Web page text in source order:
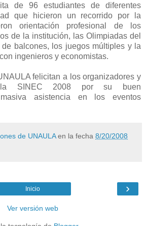
de 96 estudiantes de diferentes
que hicieron un recorrido por la
orientación profesional de los
de la institución, las Olimpiadas del
balcones, los juegos múltiples y la
ingenieros y economistas.
felicitan a los organizadores y
la SINEC 2008 por su buen
asistencia en los eventos
de UNAULA en la fecha 8/20/2008
›
Inicio
Ver versión web